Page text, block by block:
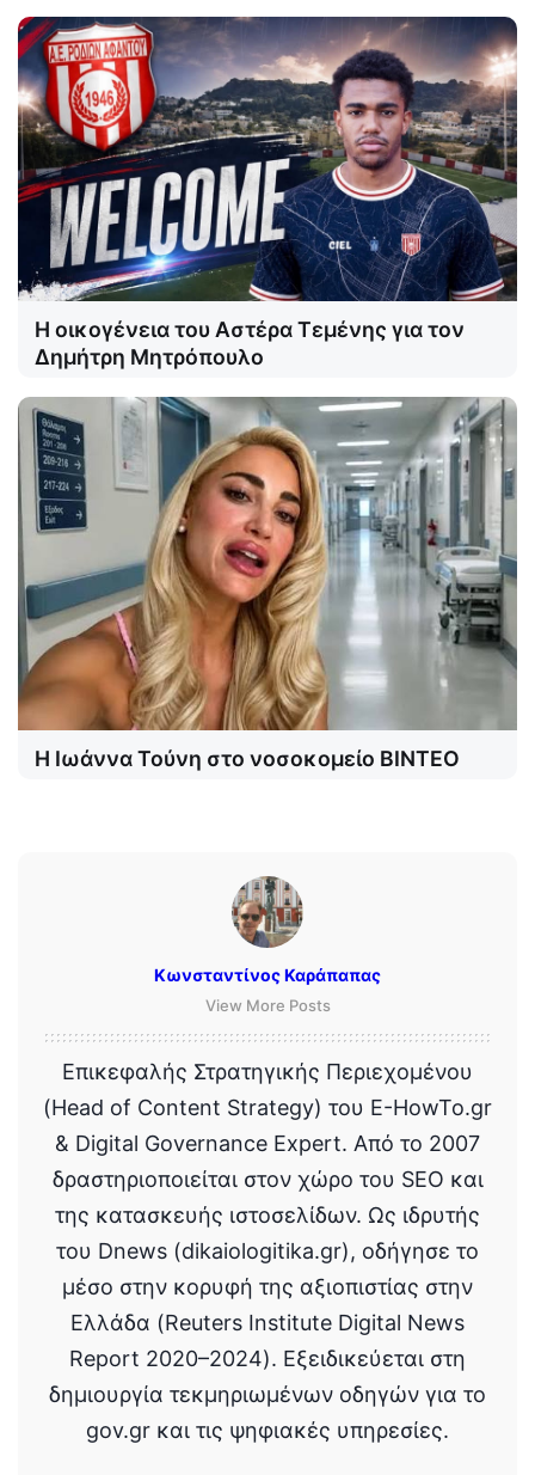
Η οικογένεια του Αστέρα Τεμένης για τον
Δημήτρη Μητρόπουλο
Η Ιωάννα Τούνη στο νοσοκομείο ΒΙΝΤΕΟ
Κωνσταντίνος Καράπαπας
View More Posts
Επικεφαλής Στρατηγικής Περιεχομένου
(Head of Content Strategy) του E-HowTo.gr
& Digital Governance Expert. Από το 2007
δραστηριοποιείται στον χώρο του SEO και
της κατασκευής ιστοσελίδων. Ως ιδρυτής
του Dnews (dikaiologitika.gr), οδήγησε το
μέσο στην κορυφή της αξιοπιστίας στην
Ελλάδα (Reuters Institute Digital News
Report 2020–2024). Εξειδικεύεται στη
δημιουργία τεκμηριωμένων οδηγών για το
gov.gr και τις ψηφιακές υπηρεσίες.